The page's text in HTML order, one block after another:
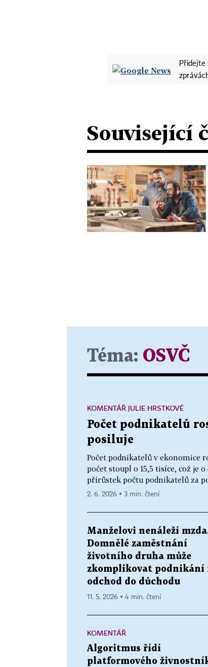
Přidejte
Související
Téma: OSVČ
Počet podnikatelů
posiluje
Počet podnikatelů v ekonomice
počet stoupl o 15,5 tisíce, což je
přírůstek počtu podnikatelů za
KOMENTÁŘ JULIE HRSTKOVÉ
2. 6. 2026 ▪ 3 min. čtení
Manželovi nenáleží
Domnělé zaměstnání
životního druha může
zkomplikovat podnikání
odchod do důchodu
11. 5. 2026 ▪ 4 min. čtení
KOMENTÁŘ
Algoritmus řídí
platformového